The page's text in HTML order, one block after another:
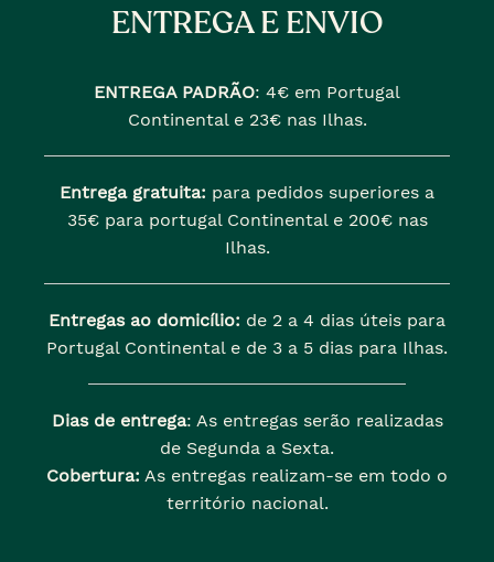
ENTREGA E ENVIO
ENTREGA PADRÃO: 4€ em Portugal
Continental e 23€ nas Ilhas.
Entrega gratuita: para pedidos superiores a
35€ para portugal Continental e 200€ nas
Ilhas.
Entregas ao domicílio: de 2 a 4 dias úteis para
Portugal Continental e de 3 a 5 dias para Ilhas.
Dias de entrega: As entregas serão realizadas
de Segunda a Sexta.
Cobertura: As entregas realizam-se em todo o
território nacional.